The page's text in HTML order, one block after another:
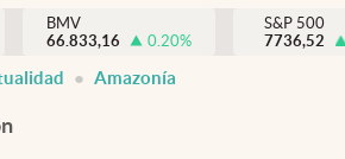
México
BMV
66.833,16
0.20%
S&P 500
7736,52
Amazonía